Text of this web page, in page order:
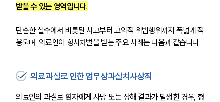
받을 수 있는 영역입니다.
단순한 실수에서 비롯된 사고부터 고의적 위법행위까지 폭넓게 적
용되며, 의료인이 형사처벌을 받는 주요 사례는 다음과 같습니다.
의료과실로 인한 업무상과실치사상죄
의료인의 과실로 환자에게 사망 또는 상해 결과가 발생한 경우, 형